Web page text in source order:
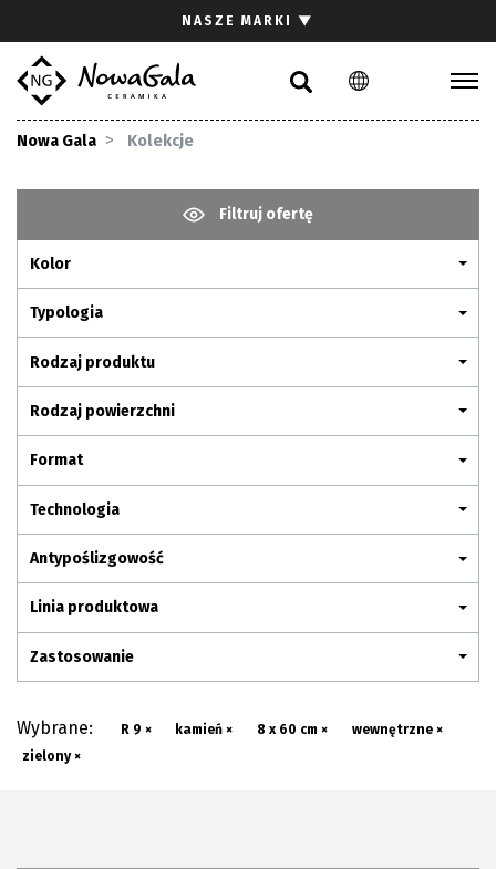
PL EN
NASZE MARKI ▼
Nowa Gala Kolekcje
Filtruj ofertę
Kolor
Typologia
Rodzaj produktu
Rodzaj powierzchni
Format
Technologia
Antypoślizgowość
Linia produktowa
Zastosowanie
Wybrane: R 9 × kamień × 8 x 60 cm ×
wewnętrzne ×
zielony ×
Gdzie kupić
Pliki do pobrania
Pytania i odpowiedzi
Kariera
Kontakt
Komunikacja z akcjonariuszami